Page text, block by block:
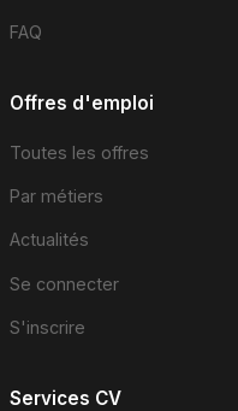
FAQ
Offres d'emploi
Toutes les offres
Par métiers
Actualités
Se connecter
S'inscrire
Services CV